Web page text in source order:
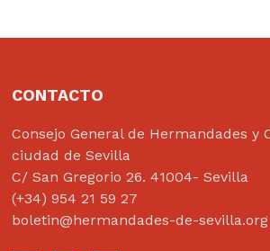
CONTACTO
Consejo General de Hermandades y
ciudad de Sevilla
C/ San Gregorio 26. 41004- Sevilla
(+34) 954 21 59 27
boletin@hermandades-de-sevilla.org